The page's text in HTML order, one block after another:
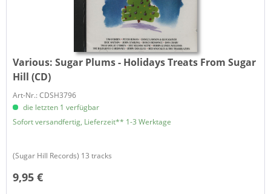
Various: Sugar Plums - Holidays Treats From Sugar
Hill (CD)
Art-Nr.: CDSH3796
die letzten 1 verfügbar
Sofort versandfertig, Lieferzeit** 1-3 Werktage
(Sugar Hill Records) 13 tracks
9,95 €